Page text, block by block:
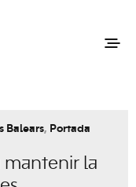
Balears, Portada
mantenir la